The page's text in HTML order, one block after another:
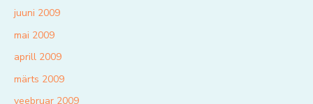
juuni 2009
mai 2009
aprill 2009
märts 2009
veebruar 2009